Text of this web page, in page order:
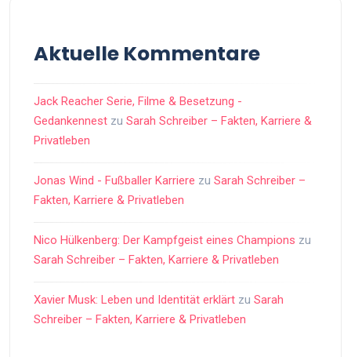
Aktuelle Kommentare
Jack Reacher Serie, Filme & Besetzung -
Gedankennest zu Sarah Schreiber – Fakten, Karriere &
Privatleben
Jonas Wind - Fußballer Karriere zu Sarah Schreiber –
Fakten, Karriere & Privatleben
Nico Hülkenberg: Der Kampfgeist eines Champions zu
Sarah Schreiber – Fakten, Karriere & Privatleben
Xavier Musk: Leben und Identität erklärt zu Sarah
Schreiber – Fakten, Karriere & Privatleben